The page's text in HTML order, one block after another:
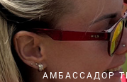
АМБАССАДОР